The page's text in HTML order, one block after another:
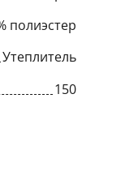
полиэстер
Утеплитель
150